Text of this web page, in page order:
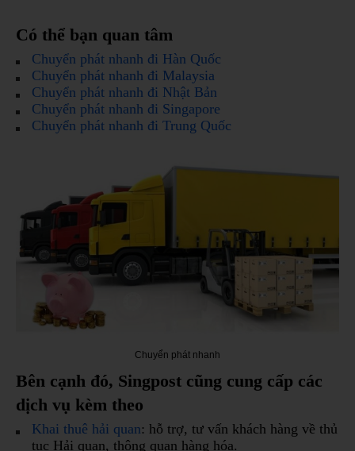
Có thể bạn quan tâm
Chuyển phát nhanh đi Hàn Quốc
Chuyển phát nhanh đi Malaysia
Chuyển phát nhanh đi Nhật Bản
Chuyển phát nhanh đi Singapore
Chuyển phát nhanh đi Trung Quốc
Chuyển phát nhanh
Bên cạnh đó, Singpost cũng cung cấp các
dịch vụ kèm theo
Khai thuê hải quan: hỗ trợ, tư vấn khách hàng về thủ
tục Hải quan, thông quan hàng hóa.